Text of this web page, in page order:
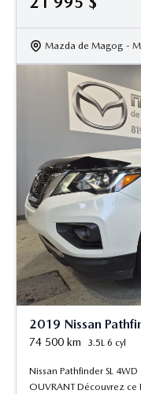
Mazda de Magog -
2019 Nissan
74 500 km 3.5L 6 cyl
Nissan Pathfinder SL 4WD
OUVRANT Découvrez ce